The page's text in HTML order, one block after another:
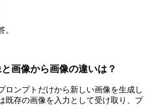
。
画像から画像の違いは？
ロンプトだけから新しい画像を生成し
既存の画像を入力として受け取り、プ